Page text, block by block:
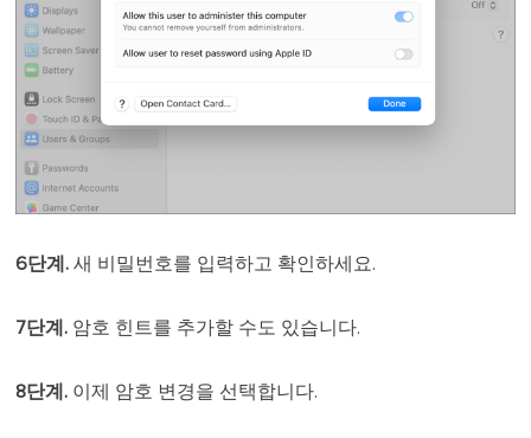
6단계. 새 비밀번호를 입력하고 확인하세요.
7단계. 암호 힌트를 추가할 수도 있습니다.
8단계. 이제 암호 변경을 선택합니다.